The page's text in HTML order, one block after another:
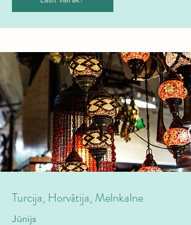
Turcija, Horvātija, Melnkalne
Jūnijs